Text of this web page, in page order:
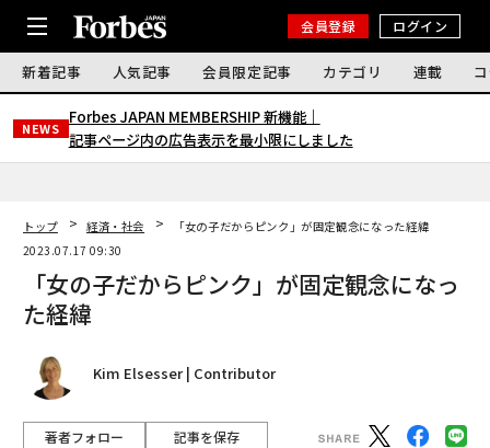
会員登録 ログイン
新着記事 人気記事 会員限定記事 カテゴリ 連載
NEWS
Forbes JAPAN MEMBERSHIP 新機能｜
記事ページ内の広告表示を最小限にしました
トップ 経済・社会
「女の子だからピンク」が固定観念になった経緯
2023.07.17 09:30
「女の子だからピンク」が固定観念になっ
た経緯
Kim Elsesser | Contributor
著者フォロー 記事を保存